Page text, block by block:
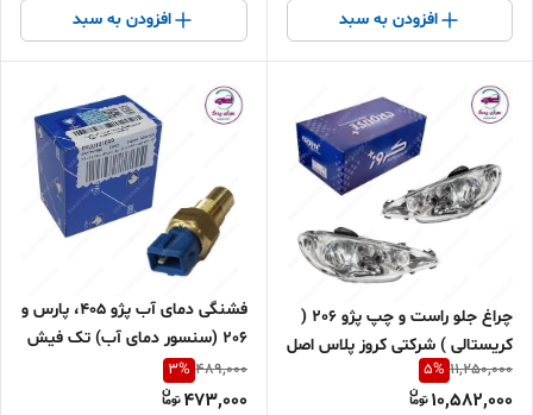
افزودن به سبد افزودن به سبد
چراغ جلو راست و چپ پژو 206 (
کریستالی ) شرکتی کروز پلاس اصل
11,250,000
5%
10,582,000
فشنگی دمای آب پژو 405، پارس و
206 (سنسور دمای آب) تک فیش
P6L جدید شرکتی ایساکو اصل
0920101099
489,000
3%
473,000